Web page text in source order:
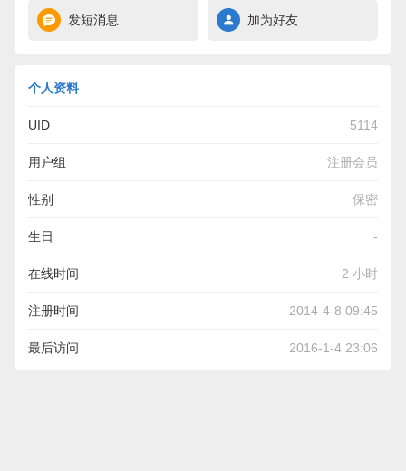
发短消息 加为好友
个人资料
UID 5114
用户组 注册会员
性别 保密
生日 -
在线时间 2 小时
注册时间 2014-4-8 09:45
最后访问 2016-1-4 23:06